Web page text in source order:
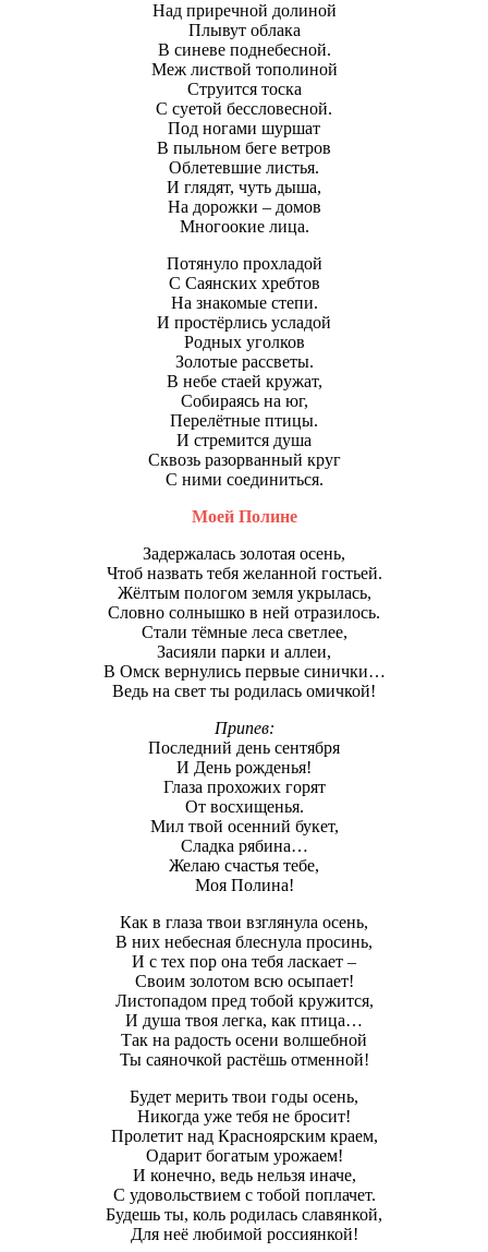
Над приречной долиной
Плывут облака
В синеве поднебесной.
Меж листвой тополиной
Струится тоска
С суетой бессловесной.
Под ногами шуршат
В пыльном беге ветров
Облетевшие листья.
И глядят, чуть дыша,
На дорожки – домов
Многоокие лица.
Потянуло прохладой
С Саянских хребтов
На знакомые степи.
И простёрлись усладой
Родных уголков
Золотые рассветы.
В небе стаей кружат,
Собираясь на юг,
Перелётные птицы.
И стремится душа
Сквозь разорванный круг
С ними соединиться.
Моей Полине
Задержалась золотая осень,
Чтоб назвать тебя желанной гостьей.
Жёлтым пологом земля укрылась,
Словно солнышко в ней отразилось.
Стали тёмные леса светлее,
Засияли парки и аллеи,
В Омск вернулись первые синички…
Ведь на свет ты родилась омичкой!
Припев:
Последний день сентября
И День рожденья!
Глаза прохожих горят
От восхищенья.
Мил твой осенний букет,
Сладка рябина…
Желаю счастья тебе,
Моя Полина!
Как в глаза твои взглянула осень,
В них небесная блеснула просинь,
И с тех пор она тебя ласкает –
Своим золотом всю осыпает!
Листопадом пред тобой кружится,
И душа твоя легка, как птица…
Так на радость осени волшебной
Ты саяночкой растёшь отменной!
Будет мерить твои годы осень,
Никогда уже тебя не бросит!
Пролетит над Красноярским краем,
Одарит богатым урожаем!
И конечно, ведь нельзя иначе,
С удовольствием с тобой поплачет.
Будешь ты, коль родилась славянкой,
Для неё любимой россиянкой!